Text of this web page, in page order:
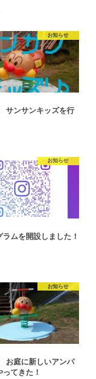
お知らせ
サンサンキッズを行
お知らせ
ラムを開設しました！
お知らせ
お庭に新しいアンパ
てきた！